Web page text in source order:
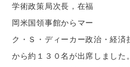
学術政策局次長，在福
岡米国領事館からマー
ク・Ｓ・ディーカー政治・経
から約１３０名が出席しました。